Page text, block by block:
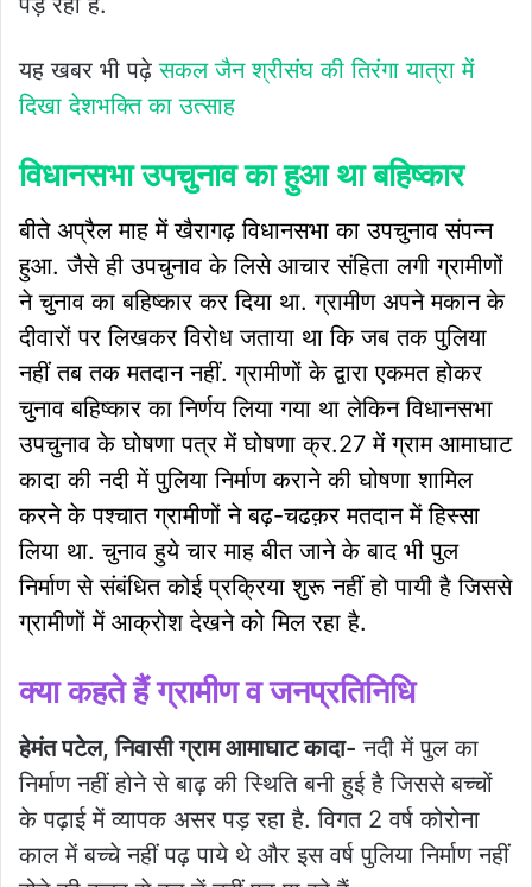
यह खबर भी पढ़ेसकल जैन श्रीसंघ कीतिरंगा यात्रा में
दिखा देशभक्ति काउत्साह
विधानसभा उपचुनाव का हुआ था बहिष्कार
बीते अप्रैल माह में खैरागढ़ विधानसभा का उपचुनाव संपन्न
हुआ. जैसे ही उपचुनाव के लिसे आचार संहिता लगी ग्रामीणों
ने चुनाव का बहिष्कार कर दिया था. ग्रामीण अपने मकान के
दीवारों पर लिखकर विरोध जताया था कि जब तक पुलिया
नहीं तब तक मतदान नहीं. ग्रामीणों के द्वारा एकमत होकर
चुनाव बहिष्कार का निर्णय लिया गया था लेकिन विधानसभा
उपचुनाव के घोषणा पत्र में घोषणा क्र.27 में ग्राम आमाघाट
कादा की नदी में पुलिया निर्माण कराने की घोषणा शामिल
करने के पश्चात ग्रामीणों ने बढ़-चढक़र मतदान में हिस्सा
लिया था. चुनाव हुये चार माह बीत जाने के बाद भी पुल
निर्माण से संबंधित कोई प्रक्रिया शुरू नहीं हो पायी है जिससे
ग्रामीणों में आक्रोश देखने को मिल रहा है.
क्या कहते हैं ग्रामीण व जनप्रतिनिधि
हेमंत पटेल, निवासी ग्राम आमाघाट कादा- नदी में पुल का
निर्माण नहीं होने से बाढ़ की स्थिति बनी हुई है जिससे बच्चों
के पढ़ाई में व्यापक असर पड़ रहा है. विगत 2 वर्ष कोरोना
काल में बच्चे नहीं पढ़ पाये थे और इस वर्ष पुलिया निर्माण नहीं